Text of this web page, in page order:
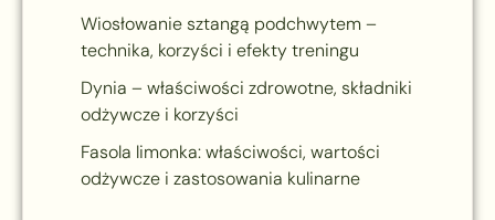
Wiosłowanie sztangą podchwytem –
technika, korzyści i efekty treningu
Dynia – właściwości zdrowotne, składniki
odżywcze i korzyści
Fasola limonka: właściwości, wartości
odżywcze i zastosowania kulinarne